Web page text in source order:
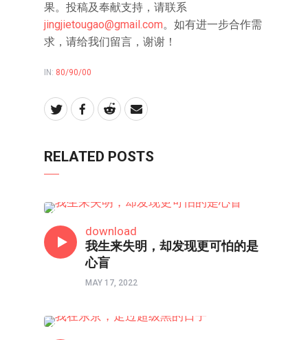
果。投稿及奉献支持，请联系
jingjietougao@gmail.com。如有进一步合作需
求，请给我们留言，谢谢！
IN: 80/90/00
RELATED POSTS
download
我生来失明，却发现更可怕的是
心盲
MAY 17, 2022